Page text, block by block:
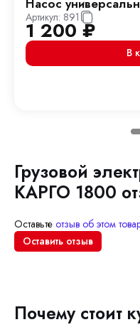
Артикул: 891
1 200₽
В
Грузовой
КАРГО 1800
Оставьте отзыв об этом
Оставить отзыв
Почему стоит